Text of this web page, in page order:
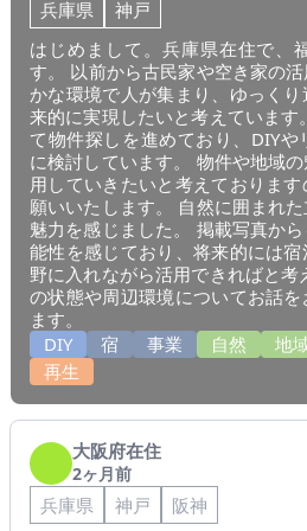
兵庫県
神戸
はじめまして。兵庫県在住で、
す。 以前から古民家や空き家の
かな環境で人が集まり、ゆっく
来的に実現したいと考えています
て物件探しを進めており、DIYや
に検討しています。 物件や地域
用していきたいと考えておりま
願いいたします。 自然に囲まれ
魅力を感じました。 掲載写真か
能性を感じており、将来的には
野に入れながら活用できればと
の状態や周辺環境についてお話
ます。
DIY
宿 事業 自然 地
再生
大阪府在住
2ヶ月前
兵庫県 神戸
阪神